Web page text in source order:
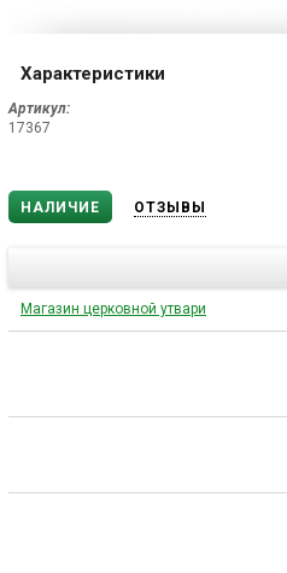
Характеристики
Артикул:
17367
НАЛИЧИЕ ОТЗЫВЫ
Магазин церковной утвари